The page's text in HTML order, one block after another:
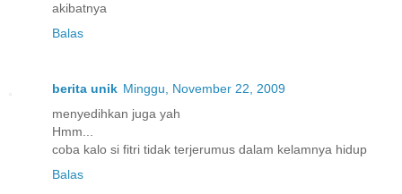
akibatnya
Balas
berita unik Minggu, November 22, 2009
menyedihkan juga yah
Hmm...
coba kalo si fitri tidak terjerumus dalam kelamnya hidup
Balas